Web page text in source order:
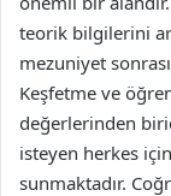
teorik bilgilerini
mezuniyet
Keşfetme ve
değerlerinden
isteyen herkes
sunmaktadır.